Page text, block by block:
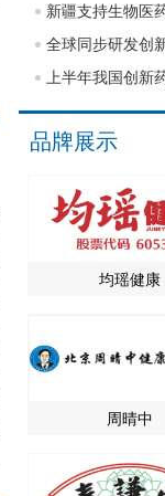
新疆支持生物医
全球同步研发创
上半年我国创新
品牌展示
均瑶健康
周晴中